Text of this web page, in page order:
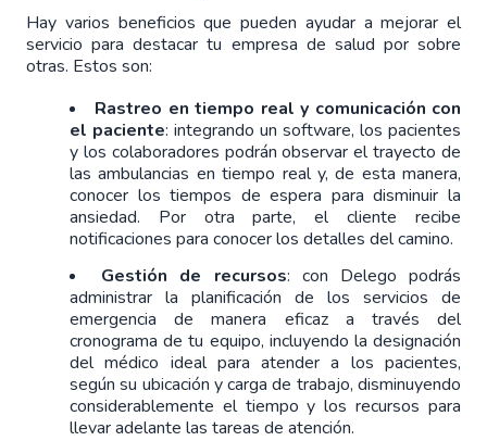
Hay varios beneficios que pueden ayudar a mejorar el
servicio para destacar tu empresa de salud por sobre
otras. Estos son:
Rastreo en tiempo real y comunicación con
el paciente: integrando un software, los pacientes
y los colaboradores podrán observar el trayecto de
las ambulancias en tiempo real y, de esta manera,
conocer los tiempos de espera para disminuir la
ansiedad. Por otra parte, el cliente recibe
notificaciones para conocer los detalles del camino.
Gestión de recursos: con Delego podrás
administrar la planificación de los servicios de
emergencia de manera eficaz a través del
cronograma de tu equipo, incluyendo la designación
del médico ideal para atender a los pacientes,
según su ubicación y carga de trabajo, disminuyendo
considerablemente el tiempo y los recursos para
llevar adelante las tareas de atención.